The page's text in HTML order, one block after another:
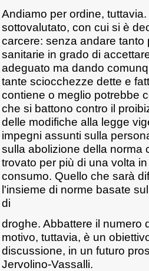
Andiamo per ordine,
sottovalutato, con cui si è
carcere: senza andare tanto
sanitarie in grado di
adeguato ma dando
tante sciocchezze dette e
contiene o meglio potrebbe
che si battono contro il
delle modifiche alla legge
impegni assunti sulla
sulla abolizione della norma
trovato per più di una volta
consumo. Quello che sarà
l'insieme di norme basate
di
droghe. Abbattere il numero
motivo, tuttavia, è un
discussione, in un futuro
Jervolino-Vassalli.